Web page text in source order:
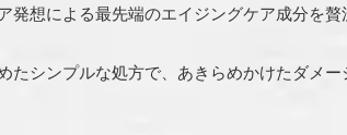
発想による最先端のエイジングケア成分を贅
シンプルな処方で、あきらめかけたダメー